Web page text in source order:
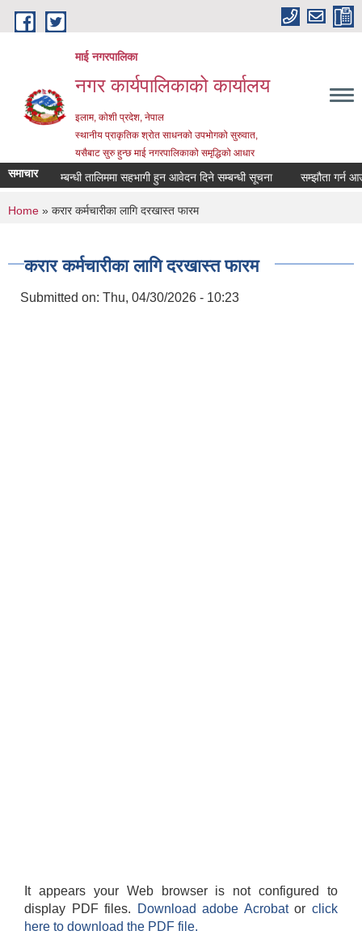
Skip to main content
माई नगरपालिका
नगर कार्यपालिकाको कार्यालय
इलाम, कोशी प्रदेश, नेपाल
स्थानीय प्राकृतिक श्रोत साधनको उपभोगको सुरुवात,
यसैबाट सुरु हुन्छ माई नगरपालिकाको समृद्धिको आधार
समाचार
सहकारी सम्बन्धी तालिममा सहभागी हुन आवेदन दिने सम्बन्धी सूचना सम्झौता गर्न आउने
You are here
Home » करार कर्मचारीका लागि दरखास्त फारम
करार कर्मचारीका लागि दरखास्त फारम
Submitted on: Thu, 04/30/2026 - 10:23
It appears your Web browser is not configured to
display PDF files.
Download adobe Acrobatorclick
here to download the PDF file.